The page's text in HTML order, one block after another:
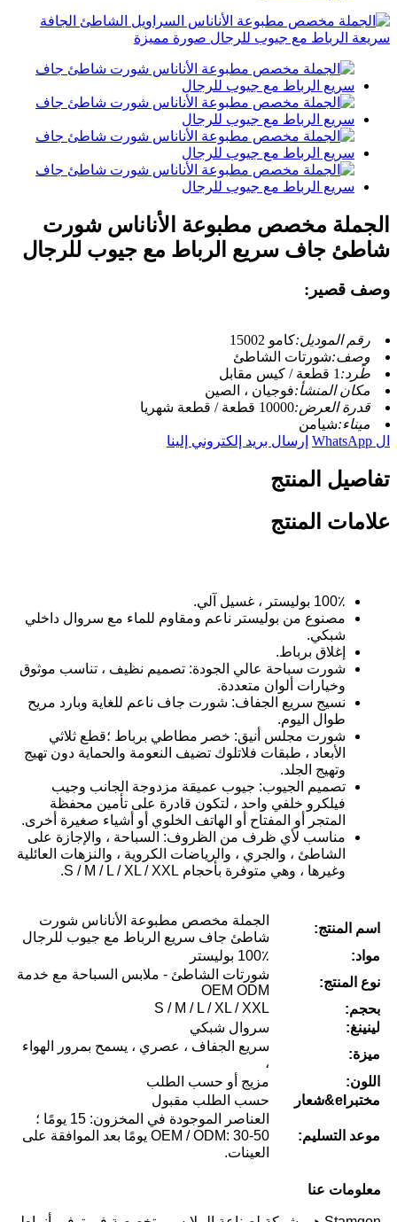
الجملة مخصص مطبوعة الأناناس شورت
شاطئ جاف سريع الرباط مع جيوب للرجال
وصف قصير:
رقم الموديل:كامو 15002
وصف:شورتات الشاطئ
طَرد: 1 قطعة / كيس مقابل
مكان المنشأ:فوجيان ، الصين
قدرة العرض:10000 قطعة / قطعة شهريا
ميناء:شيامن
ال WhatsApp
إرسال بريد إلكتروني إلينا
تفاصيل المنتج
علامات المنتج
100٪ بوليستر ، غسيل آلي.
مصنوع من بوليستر ناعم ومقاوم للماء مع سروال داخلي
شبكي.
إغلاق برباط.
شورت سباحة عالي الجودة: تصميم نظيف ، تناسب موثوق
وخيارات ألوان متعددة.
نسيج سريع الجفاف: شورت جاف ناعم للغاية وبارد مريح
طوال اليوم.
شورت مجلس أنيق: خصر مطاطي برباط ؛قطع ثلاثي
الأبعاد ، طبقات فلاتلوك تضيف النعومة والحماية دون تهيج
وتهيج الجلد.
تصميم الجيوب: جيوب عميقة مزدوجة الجانب وجيب
فيلكرو خلفي واحد ، لتكون قادرة على تأمين محفظة
المتجر أو المفتاح أو الهاتف الخلوي أو أشياء صغيرة أخرى.
مناسب لأي ظرف من الظروف: السباحة ، والإجازة على
الشاطئ ، والجري ، والرياضات الكروية ، والنزهات العائلية
وغيرها ، وهي متوفرة بأحجام S / M / L / XL / XXL.
اسم المنتج:
الجملة مخصص مطبوعة الأناناس شورت
شاطئ جاف سريع الرباط مع جيوب للرجال
مواد:
100٪ بوليستر
نوع المنتج:
شورتات الشاطئ - ملابس السباحة مع خدمة
OEM ODM
بحجم:
S / M / L / XL / XXL
لينينغ:
سروال شبكي
ميزة:
سريع الجفاف ، عصري ، يسمح بمرور الهواء
،
اللون:
مزيج أو حسب الطلب
مختبر el&شعار حسب الطلب مقبول
موعد التسليم:
العناصر الموجودة في المخزون: 15 يومًا ؛
OEM / ODM: 30-50 يومًا بعد الموافقة على
العينات.
معلومات عنا